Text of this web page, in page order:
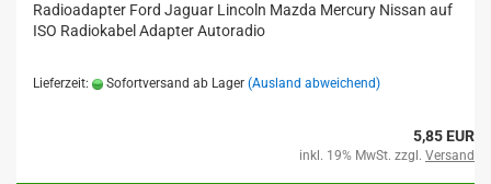
Radioadapter Ford Jaguar Lincoln Mazda Mercury Nissan auf
ISO Radiokabel Adapter Autoradio
Lieferzeit: Sofortversand ab Lager (Ausland abweichend)
5,85 EUR
inkl. 19% MwSt. zzgl. Versand